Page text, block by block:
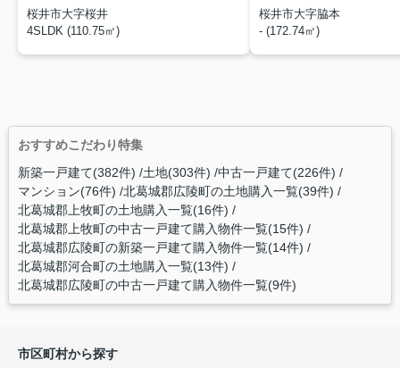
桜井市大字桜井
4SLDK (110.75㎡)
桜井市大字脇本
- (172.74㎡)
おすすめこだわり特集
新築一戸建て(382件) 土地(303件) 中古一戸建て(226件)
マンション(76件) 北葛城郡広陵町の土地購入一覧(39件)
北葛城郡上牧町の土地購入一覧(16件)
北葛城郡上牧町の中古一戸建て購入物件一覧(15件)
北葛城郡広陵町の新築一戸建て購入物件一覧(14件)
北葛城郡河合町の土地購入一覧(13件)
北葛城郡広陵町の中古一戸建て購入物件一覧(9件)
市区町村から探す